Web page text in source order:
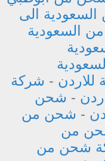
الى
السعودية
- شركة
- شحن
- شحن من
من
شحن من